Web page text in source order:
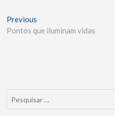
Previous
Pontos que iluminam vidas